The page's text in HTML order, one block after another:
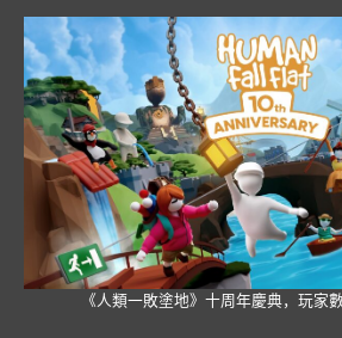
《人類一敗塗地》十周年慶典，玩家